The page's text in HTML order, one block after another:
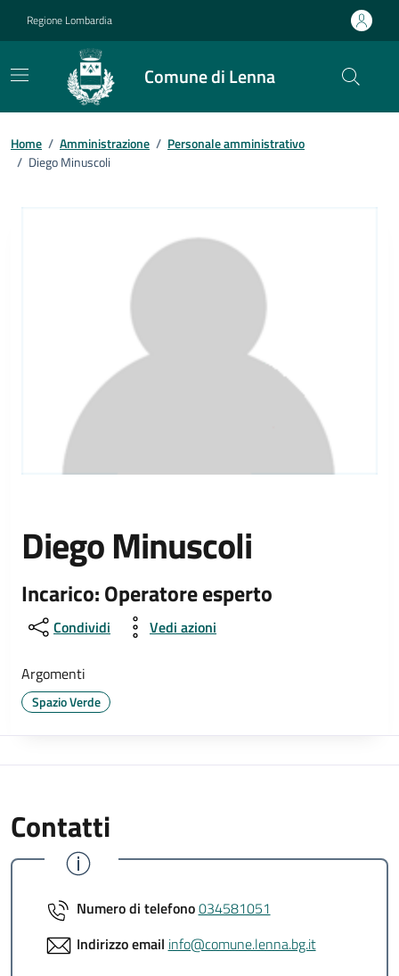
Regione Lombardia
Comune di Lenna
Home / Amministrazione / Personale amministrativo
/ Diego Minuscoli
Diego Minuscoli
Incarico: Operatore esperto
Condividi Vedi azioni
Argomenti
Spazio Verde
Contatti
Numero di telefono034581051
Indirizzo email info@comune.lenna.bg.it